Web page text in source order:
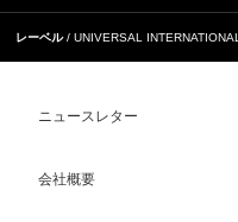
レーベル UNIVERSAL INTERNATIONAL
ニュースレター
会社概要